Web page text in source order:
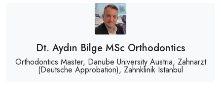
Dt. Aydın Bilge MSc Orthodontics
Orthodontics Master, Danube University Austria, Zahnarzt
(Deutsche Approbation), Zahnklinik Istanbul